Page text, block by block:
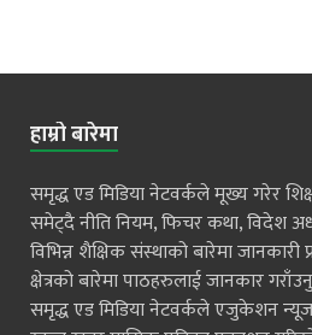
हाम्रो बारेमा
समृद्ध एड मिडिया नेटवर्कले मूख्य गरेर
समेट्दै नीति नियम, फिचर कथा, विदेश
विभिन्न शैक्षिक संस्थाको बारेमा जानकारी
क्षेत्रको बारेमा पाठहरुलाई जानकार
समृद्ध एड मिडिया नेटवर्कले एजुकेशन न्यूज